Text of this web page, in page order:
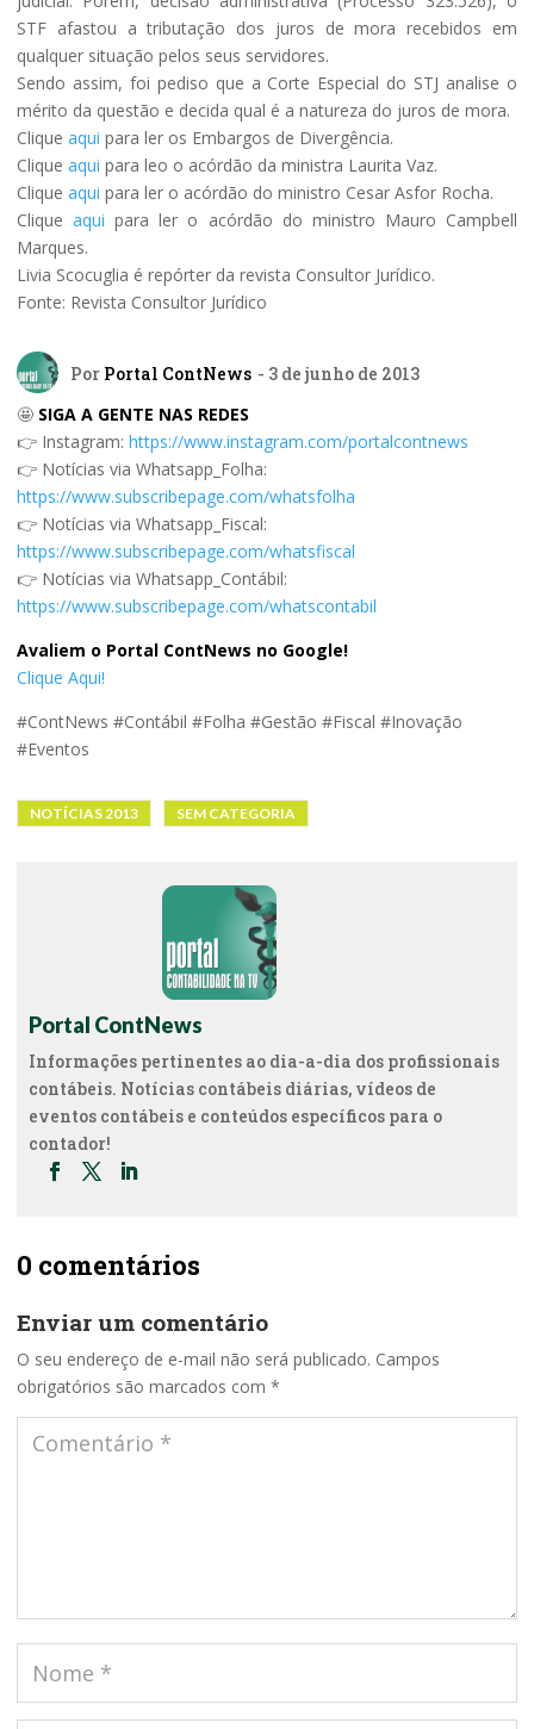
STF afastou a tributação dos juros de mora recebidos em
qualquer situação pelos seus servidores.
Sendo assim, foi pediso que a Corte Especial do STJ analise o
mérito da questão e decida qual é a natureza do juros de mora.
Clique aqui para ler os Embargos de Divergência.
Clique aqui para leo o acórdão da ministra Laurita Vaz.
Clique aqui para ler o acórdão do ministro Cesar Asfor Rocha.
Cliqueaqui para ler o acórdão do ministro Mauro Campbell
Marques.
Livia Scocuglia é repórter da revista Consultor Jurídico.
Fonte: Revista Consultor Jurídico
Por Portal ContNews - 3 de junho de 2013
🤩 SIGA A GENTE NAS REDES
👉 Instagram: https://www.instagram.com/portalcontnews
👉 Notícias via Whatsapp_Folha:
https://www.subscribepage.com/whatsfolha
👉 Notícias via Whatsapp_Fiscal:
https://www.subscribepage.com/whatsfiscal
👉 Notícias via Whatsapp_Contábil:
https://www.subscribepage.com/whatscontabil
Avaliem o Portal ContNews no Google!
Clique Aqui!
#ContNews #Contábil #Folha #Gestão #Fiscal #Inovação
#Eventos
NOTÍCIAS 2013 SEM CATEGORIA
Portal ContNews
Informações pertinentes ao dia-a-dia dos profissionais
contábeis. Notícias contábeis diárias, vídeos de
eventos contábeis e conteúdos específicos para o
contador!
0 comentários
Enviar um comentário
O seu endereço de e-mail não será publicado. Campos
obrigatórios são marcados com *